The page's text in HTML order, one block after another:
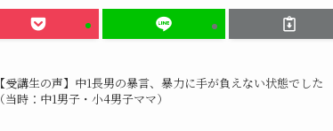
【受講生の声】中1長男の暴言、暴力に手が負えない状態でした
（当時：中1男子・小4男子ママ）